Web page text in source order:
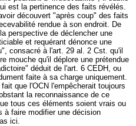
est la pertinence des faits révélés.
découvert "après coup" des faits
rendue à son endroit. De
perspective de déclencher une
et requérant dénonce une
consacré à l'art. 29 al. 2 Cst. qu'il
mouche qu'il déplore une prétendue
déduit de l'art. 6 CEDH, ou
faite à sa charge uniquement.
que l'OCN l'empêcherait toujours
la reconnaissance de ce
tous ces éléments soient vrais ou
à faire modifier une décision
ici.